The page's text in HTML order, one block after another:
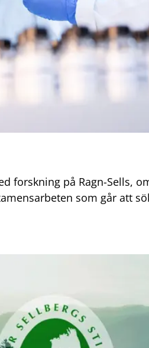
forskning på Ragn-Sells,
som går att